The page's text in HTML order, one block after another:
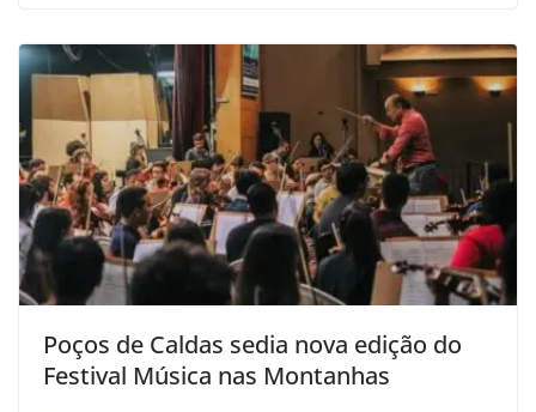
Poços de Caldas sedia nova edição do
Festival Música nas Montanhas